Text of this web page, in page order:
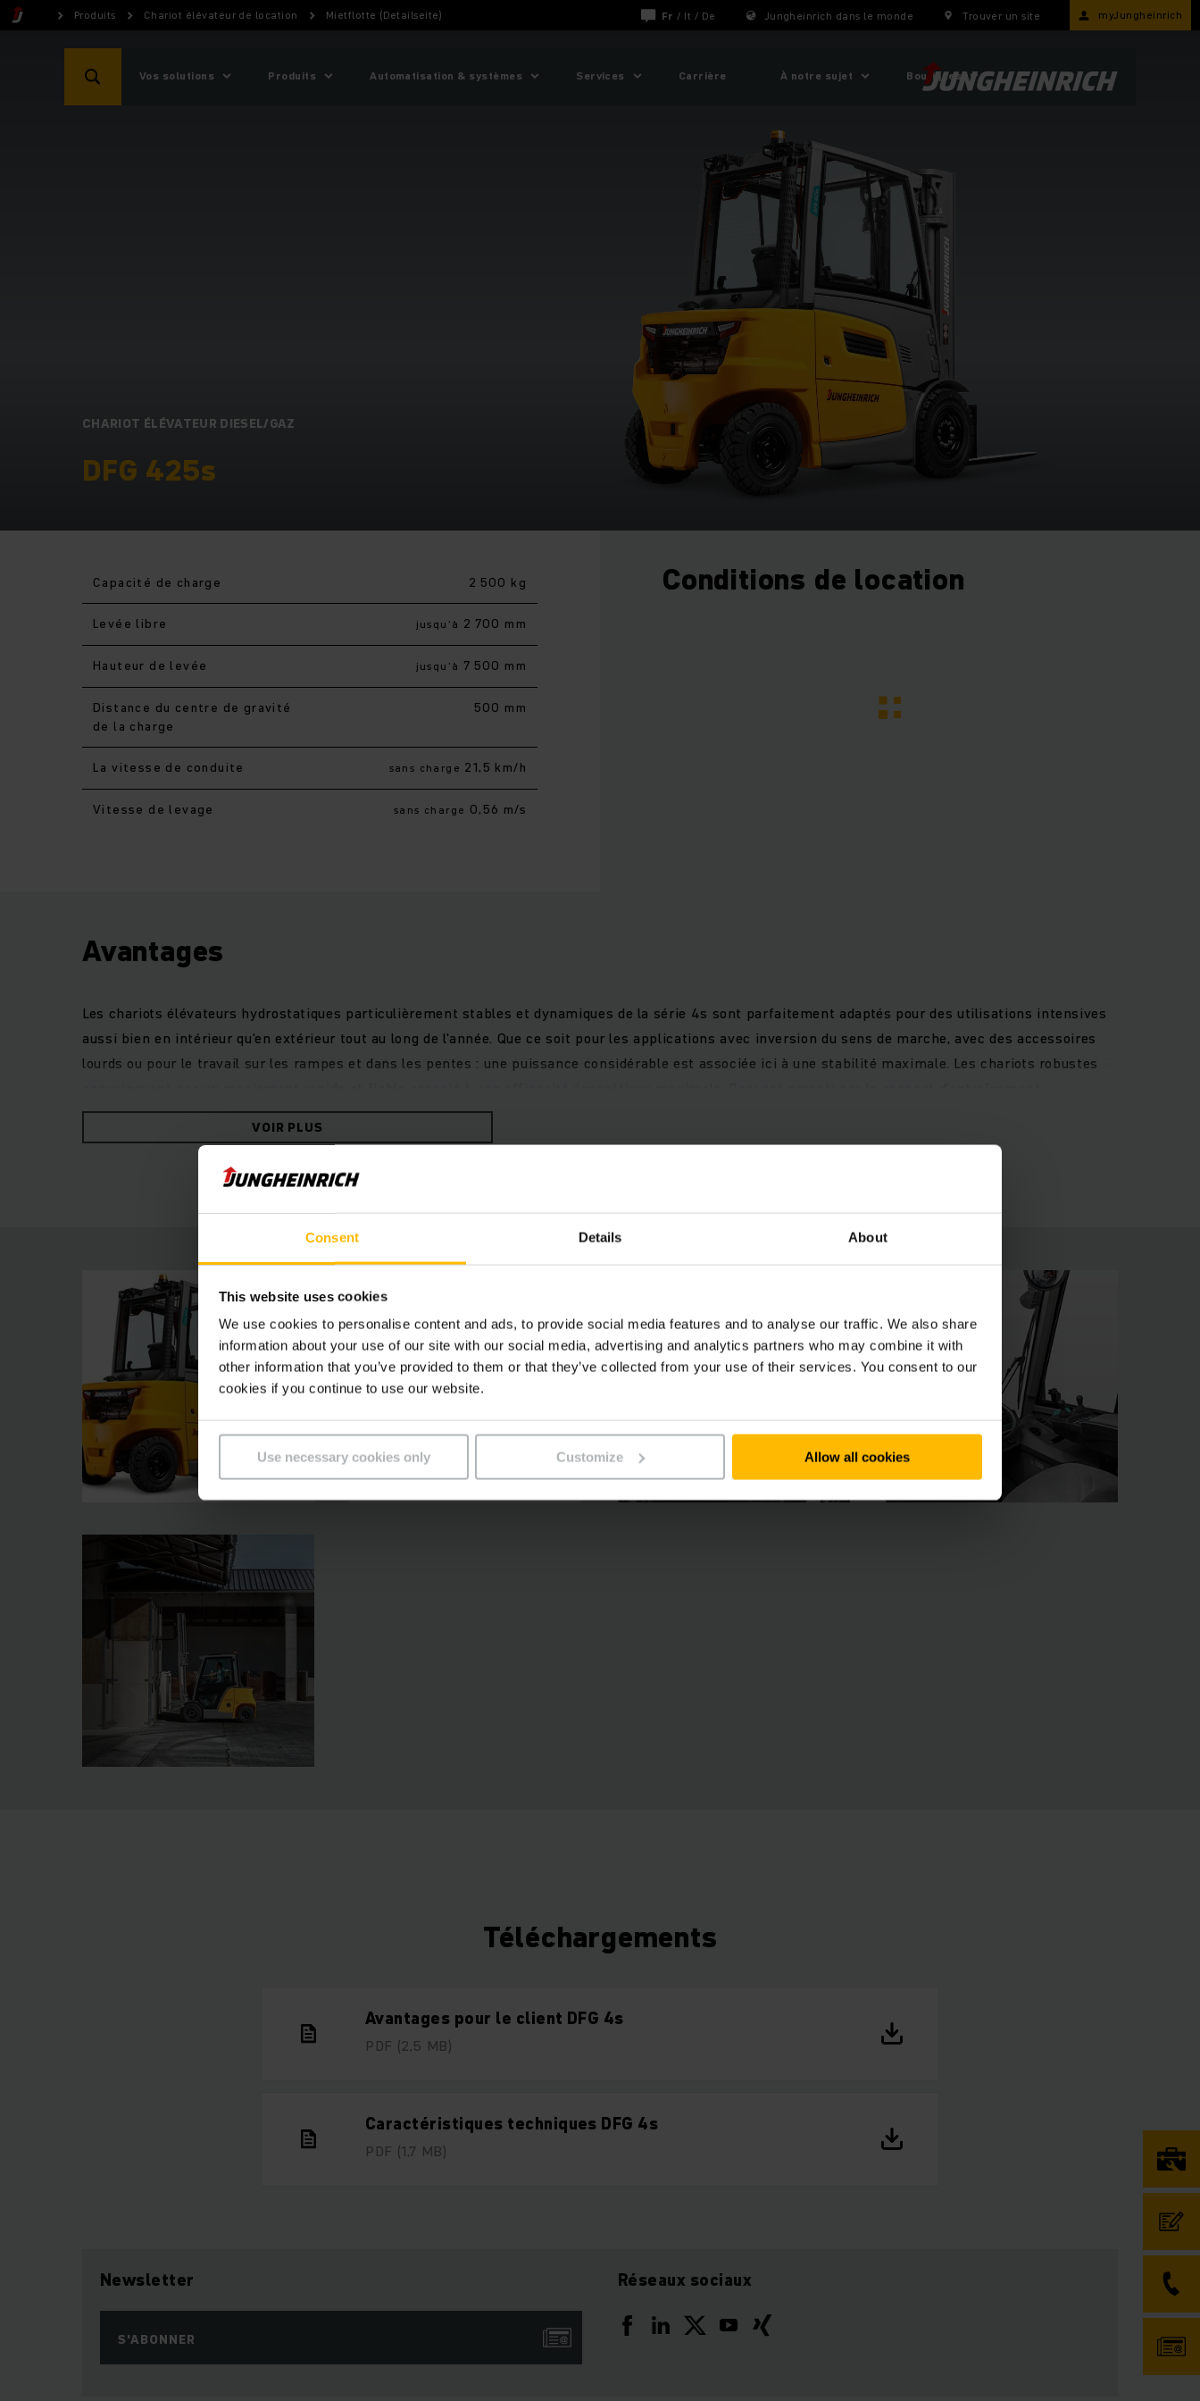
Consent Details About
This website uses cookies
We use cookies to personalise content and ads, to provide social media features and to analyse our traffic. We also share
information about your use of our site with our social media, advertising and analytics partners who may combine it with
other information that you’ve provided to them or that they’ve collected from your use of their services. You consent to our
cookies if you continue to use our website.
Use necessary cookies only Customize Allow all cookies
Produits Chariot élévateur de location Mietflotte (Detailseite) Fr / It / De Jungheinrich dans le monde Trouver un site myJungheinrich
Vos solutions Produits Automatisation & systèmes Services Carrière À notre sujet Boutiques
CHARIOT ÉLÉVATEUR DIESEL/GAZ
DFG 425s
Capacité de charge 2 500 kg
Levée libre jusqu’à 2 700 mm
Hauteur de levée jusqu’à 7 500 mm
Distance du centre de gravité
de la charge
500 mm
La vitesse de conduite sans charge 21,5 km/h
Vitesse de levage sans charge 0,56 m/s
Conditions de location
Avantages
Les chariots élévateurs hydrostatiques particulièrement stables et dynamiques de la série 4s sont parfaitement adaptés pour des utilisations intensives
aussi bien en intérieur qu'en extérieur tout au long de l'année. Que ce soit pour les applications avec inversion du sens de marche, avec des accessoires
lourds ou pour le travail sur les rampes et dans les pentes : une puissance considérable est associée ici à une stabilité maximale. Les chariots robustes
hydrostatique associant des performances de translation et de levée élevées à d’excellentes propriétés de conduite. Profitez d’un rendement constant
élevé, d’une grande facilité d’entretien et d’un confort de conduite important. Un écran 4 pouces avec cinq programmes de conduite pouvant être
sélectionnés et des systèmes d'assistance pouvant être facilement connectés par interface permettent une adaptation flexible à toutes sortes
d’exigences d’application. Le toit panoramique assure une excellente visibilité. Ceci permet de garantir un travail sûr et précis dans toutes les situations.
VOIR PLUS
Téléchargements
Avantages pour le client DFG 4s
PDF (2,5 MB)
Caractéristiques techniques DFG 4s
PDF (1,7 MB)
Newsletter
S'ABONNER
Réseaux sociaux